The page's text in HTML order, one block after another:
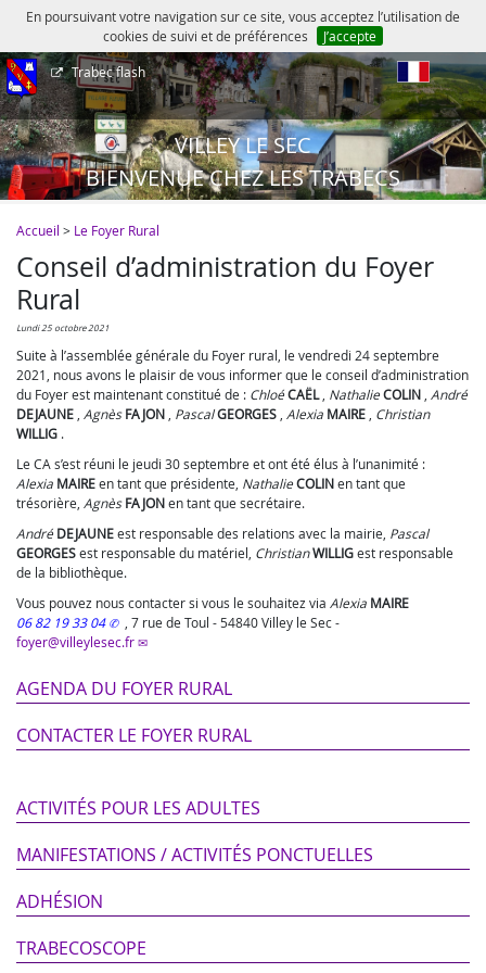
En poursuivant votre navigation sur ce site, vous acceptez l’utilisation de
cookies de suivi et de préférences
J’accepte
Trabec flash
VILLEY LE SEC
BIENVENUE CHEZ LES TRABECS
Accueil > Le Foyer Rural
Conseil d’administration du Foyer
Rural
lundi 25 octobre 2021
Suite à l’assemblée générale du Foyer rural, le vendredi 24 septembre
2021, nous avons le plaisir de vous informer que le conseil d’administration
du Foyer est maintenant constitué de : ChloéCAËL NathalieCOLIN
André
DEJAUNE
Agnès FAJON PascalGEORGES Alexia MAIRE
Christian
WILLIG .
Le CA s’est réuni le jeudi 30 septembre et ont été élus à l’unanimité :
Alexia MAIREen tant que présidente, NathalieCOLINen tant que
trésorière, Agnès FAJONen tant que secrétaire.
André DEJAUNEest responsable des relations avec la mairie, Pascal
GEORGESest responsable du matériel, ChristianWILLIGest responsable
de la bibliothèque.
Vous pouvez nous contacter si vous le souhaitez via Alexia MAIRE
06 82 19 33 04
, 7 rue de Toul - 54840 Villey le Sec -
foyer@villeylesec.fr
AGENDA DU FOYER RURAL
CONTACTER LE FOYER RURAL
ACTIVITÉS POUR LES ADULTES
MANIFESTATIONS / ACTIVITÉS PONCTUELLES
ADHÉSION
TRABECOSCOPE